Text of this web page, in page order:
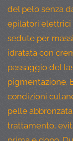
del pelo senza
epilatori elettrici
sedute per
idratata con
passaggio del
pigmentazione.
condizioni
pelle
trattamento,